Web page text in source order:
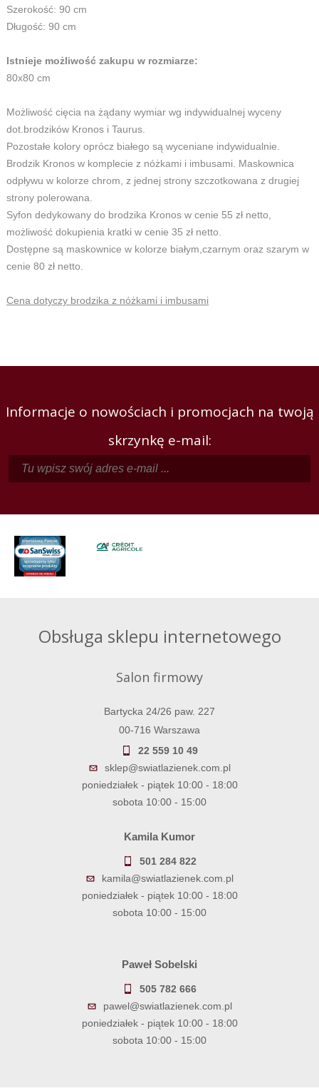
Szerokość: 90 cm
Długość: 90 cm
Istnieje możliwość zakupu w rozmiarze:
80x80 cm
Możliwość cięcia na żądany wymiar wg indywidualnej wyceny
dot.brodzików Kronos i Taurus.
Pozostałe kolory oprócz białego są wyceniane indywidualnie.
Brodzik Kronos w komplecie z nóżkami i imbusami. Maskownica
odpływu w kolorze chrom, z jednej strony szczotkowana z drugiej
strony polerowana.
Syfon dedykowany do brodzika Kronos w cenie 55 zł netto,
możliwość dokupienia kratki w cenie 35 zł netto.
Dostępne są maskownice w kolorze białym,czarnym oraz szarym w
cenie 80 zł netto.
Cena dotyczy brodzika z nóżkami i imbusami
Informacje o nowościach i promocjach na twoją
skrzynkę e-mail:
Obsługa sklepu internetowego
Salon firmowy
Bartycka 24/26 paw. 227
00-716 Warszawa
22 559 10 49
sklep@swiatlazienek.com.pl
poniedziałek - piątek 10:00 - 18:00
sobota 10:00 - 15:00
Kamila Kumor
501 284 822
kamila@swiatlazienek.com.pl
poniedziałek - piątek 10:00 - 18:00
sobota 10:00 - 15:00
Paweł Sobelski
505 782 666
pawel@swiatlazienek.com.pl
poniedziałek - piątek 10:00 - 18:00
sobota 10:00 - 15:00